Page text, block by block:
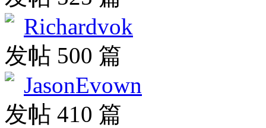
Richardvok
发帖 500 篇
JasonEvown
发帖 410 篇